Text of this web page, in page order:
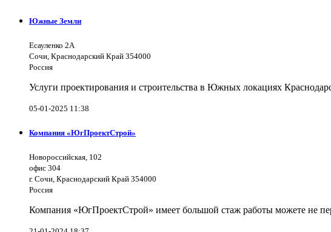
Южные Земли
Есауленко 2А
Сочи, Краснодарский Край 354000
Россия
Услуги проектирования и строительства в Южных локациях
05-01-2025 11:38
Компания «ЮгПроектСтрой»
Новороссийская, 102
офис 304
г. Сочи, Краснодарский Край 354000
Россия
Компания «ЮгПроектСтрой» имеет большой стаж работы можете не